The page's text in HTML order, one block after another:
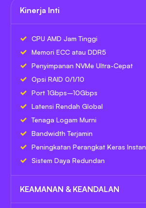
Kinerja Inti
CPU AMD Jam Tinggi
Memori ECC atau DDR5
Penyimpanan NVMe Ultra-Cepat
Opsi RAID 0/1/10
Port 1Gbps–10Gbps
Latensi Rendah Global
Tenaga Logam Murni
Bandwidth Terjamin
Peningkatan Perangkat Keras Instan
Sistem Daya Redundan
KEAMANAN & KEANDALAN